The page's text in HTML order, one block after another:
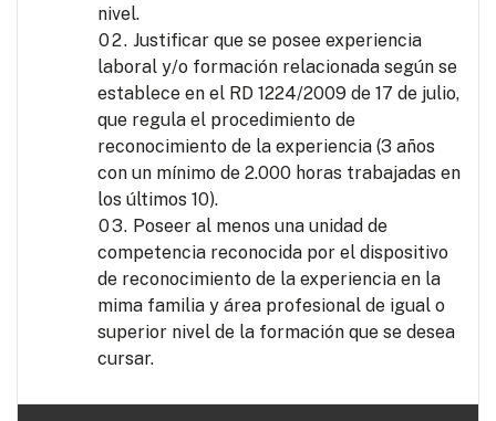
nivel.
Justificar que se posee experiencia
laboral y/o formación relacionada según se
establece en el RD 1224/2009 de 17 de julio,
que regula el procedimiento de
reconocimiento de la experiencia (3 años
con un mínimo de 2.000 horas trabajadas en
los últimos 10).
Poseer al menos una unidad de
competencia reconocida por el dispositivo
de reconocimiento de la experiencia en la
mima familia y área profesional de igual o
superior nivel de la formación que se desea
cursar.